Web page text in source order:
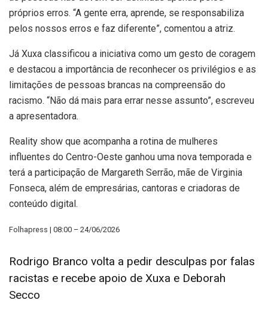
próprios erros. “A gente erra, aprende, se responsabiliza
pelos nossos erros e faz diferente”, comentou a atriz.
Já Xuxa classificou a iniciativa como um gesto de coragem
e destacou a importância de reconhecer os privilégios e as
limitações de pessoas brancas na compreensão do
racismo. “Não dá mais para errar nesse assunto”, escreveu
a apresentadora.
Reality show que acompanha a rotina de mulheres
influentes do Centro-Oeste ganhou uma nova temporada e
terá a participação de Margareth Serrão, mãe de Virginia
Fonseca, além de empresárias, cantoras e criadoras de
conteúdo digital.
Folhapress | 08:00 – 24/06/2026
Rodrigo Branco volta a pedir desculpas por falas
racistas e recebe apoio de Xuxa e Deborah
Secco